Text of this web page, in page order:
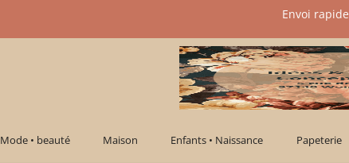
Envoi
Mode • beauté Maison Enfants • Naissance Papeterie